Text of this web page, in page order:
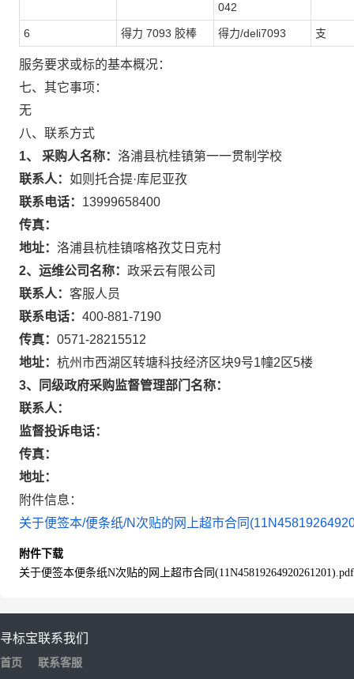
042
6 得力 7093 胶棒 得力/deli7093 支
服务要求或标的基本概况：
七、其它事项：
无
八、联系方式
1、 采购人名称： 洛浦县杭桂镇第一一贯制学校
联系人： 如则托合提·库尼亚孜
联系电话： 13999658400
传真：
地址： 洛浦县杭桂镇喀格孜艾日克村
2、运维公司名称： 政采云有限公司
联系人： 客服人员
联系电话： 400-881-7190
传真： 0571-28215512
地址： 杭州市西湖区转塘科技经济区块9号1幢2区5楼
3、同级政府采购监督管理部门名称：
联系人：
监督投诉电话：
传真：
地址：
附件信息：
关于便签本/便条纸/N次贴的网上超市合同
附件下载
关于便签本便条纸N次贴的网上超市合同(11N45819264920261201).pdf
寻标宝
首页
联系我们
联系客服